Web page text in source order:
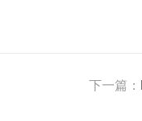
下一篇：